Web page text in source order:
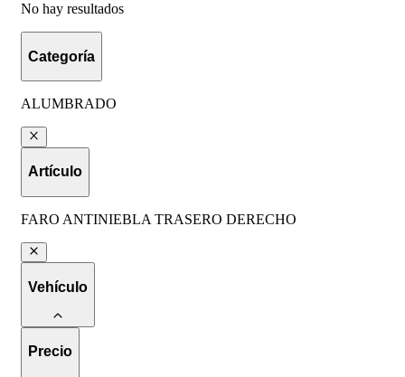
No hay resultados
Categoría
ALUMBRADO
Artículo
FARO ANTINIEBLA TRASERO DERECHO
Vehículo
Precio